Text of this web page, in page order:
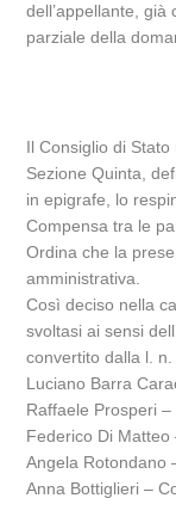
dell’appellante, già
parziale della
Il Consiglio di
Sezione Quinta,
in epigrafe, lo
Compensa tra le
Ordina che la
amministrativa.
Così deciso nella
svoltasi ai sensi
convertito dalla l.
Luciano Barra
Raffaele Prosperi –
Federico Di Matteo
Angela Rotondano
Anna Bottiglieri –